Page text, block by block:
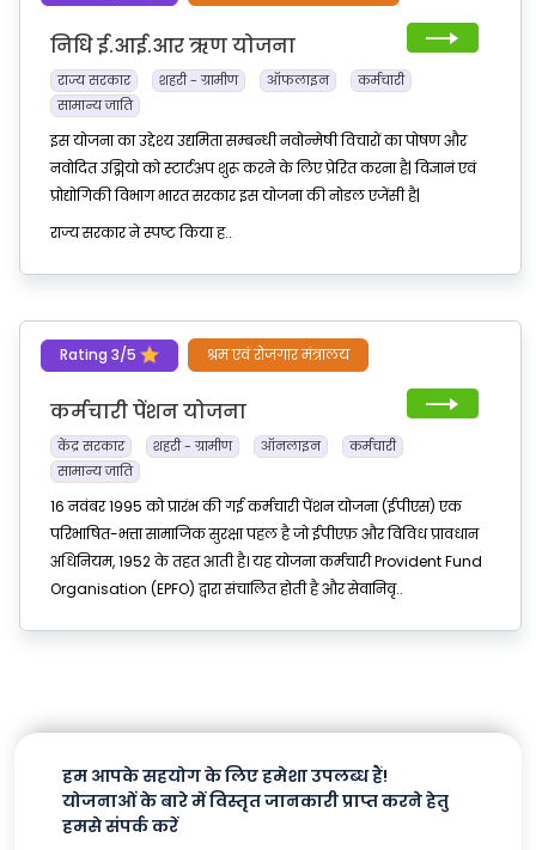
निधि ई.आई.आर ऋण योजना
राज्य सरकार शहरी - ग्रामीण ऑफलाइन
कर्मचारी
सामान्य जाति
इस योजना का उद्देश्य उद्यमिता सम्बन्धी नवोन्मेषी विचारों का पोषण और
नवोदित उद्मियो को स्टार्टअप शुरू करने के लिए प्रेरित करना है| विज्ञानं एवं
प्रोद्योगिकी विभाग भारत सरकार इस योजना की नोडल एजेंसी है|
राज्य सरकार ने स्पष्ट किया ह..
Rating 3/5 श्रम एवं रोजगार मंत्रालय
कर्मचारी पेंशन योजना
केंद्र सरकार शहरी - ग्रामीण ऑनलाइन
कर्मचारी
सामान्य जाति
16 नवंबर 1995 को प्रारंभ की गई कर्मचारी पेंशन योजना (ईपीएस) एक
परिभाषित-भत्ता सामाजिक सुरक्षा पहल है जो ईपीएफ़ और विविध प्रावधान
अधिनियम, 1952 के तहत आती है। यह योजना कर्मचारी Provident Fund
Organisation (EPFO) द्वारा संचालित होती है और सेवानिवृ..
हम आपके सहयोग के लिए हमेशा उपलब्ध हैं!
योजनाओं के बारे में विस्तृत जानकारी प्राप्त करने हेतु
हमसे संपर्क करें